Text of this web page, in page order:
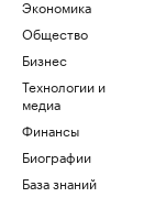
Экономика
Общество
Бизнес
Технологии и
медиа
Финансы
Биографии
База знаний